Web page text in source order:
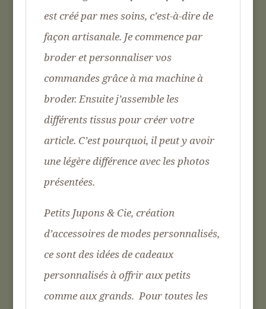
est créé par mes soins, c’est-à-dire de
façon artisanale. Je commence par
broder et personnaliser vos
commandes grâce à ma machine à
broder. Ensuite j’assemble les
différents tissus pour créer votre
article. C’est pourquoi, il peut y avoir
une légère différence avec les photos
présentées.
Petits Jupons & Cie, création
d’accessoires de modes personnalisés,
ce sont des idées de cadeaux
personnalisés à offrir aux petits
comme aux grands. Pour toutes les